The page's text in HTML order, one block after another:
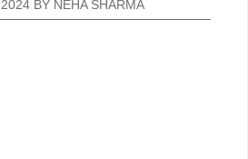
BY NEHA SHARMA